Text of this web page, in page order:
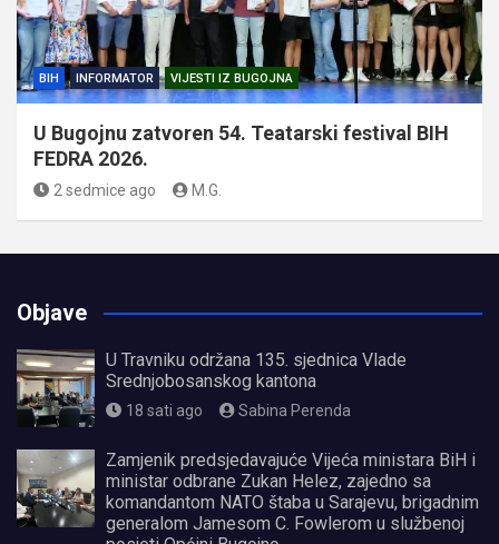
BIH INFORMATOR VIJESTI IZ BUGOJNA
U Bugojnu zatvoren 54. Teatarski festival BIH
FEDRA 2026.
2 sedmice ago M.G.
Objave
U Travniku održana 135. sjednica Vlade
Srednjobosanskog kantona
18 sati ago Sabina Perenda
Zamjenik predsjedavajuće Vijeća ministara BiH i
ministar odbrane Zukan Helez, zajedno sa
komandantom NATO štaba u Sarajevu, brigadnim
generalom Jamesom C. Fowlerom u službenoj